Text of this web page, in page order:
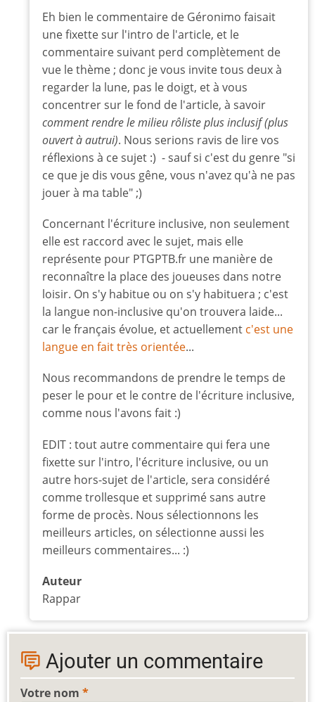
Putassier
par
Sigismond
Eh bien le commentaire de Géronimo faisait
une fixette sur l'intro de l'article, et le
commentaire suivant perd complètement de
vue le thème ; donc je vous invite tous deux à
regarder la lune, pas le doigt, et à vous
concentrer sur le fond de l'article, à savoir
comment rendre le milieu rôliste plus inclusif (plus
ouvert à autrui). Nous serions ravis de lire vos
réflexions à ce sujet :) - sauf si c'est du genre "si
ce que je dis vous gêne, vous n'avez qu'à ne pas
jouer à ma table" ;)
Concernant l'écriture inclusive, non seulement
elle est raccord avec le sujet, mais elle
représente pour PTGPTB.fr une manière de
reconnaître la place des joueuses dans notre
loisir. On s'y habitue ou on s'y habituera ; c'est
la langue non-inclusive qu'on trouvera laide...
car le français évolue, et actuellement c'est une
langue en fait très orientée...
Nous recommandons de prendre le temps de
peser le pour et le contre de l'écriture inclusive,
comme nous l'avons fait :)
EDIT : tout autre commentaire qui fera une
fixette sur l'intro, l'écriture inclusive, ou un
autre hors-sujet de l'article, sera considéré
comme trollesque et supprimé sans autre
forme de procès. Nous sélectionnons les
meilleurs articles, on sélectionne aussi les
meilleurs commentaires... :)
Auteur
Rappar
Ajouter un commentaire
Votre nom